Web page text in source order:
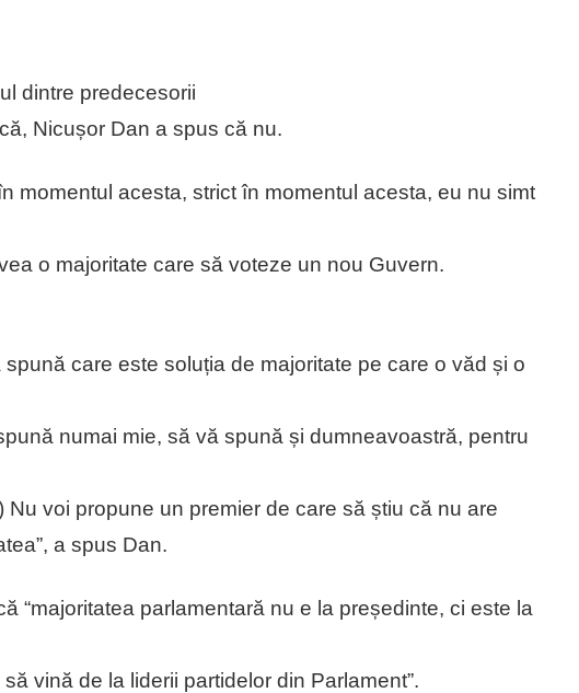
dintre predecesorii
Nicușor Dan a spus că nu.
momentul acesta, strict în momentul acesta, eu nu simt
o majoritate care să voteze un nou Guvern.
care este soluția de majoritate pe care o văd și o
numai mie, să vă spună și dumneavoastră, pentru
voi propune un premier de care să știu că nu are
a spus Dan.
“majoritatea parlamentară nu e la președinte, ci este la
vină de la liderii partidelor din Parlament”.